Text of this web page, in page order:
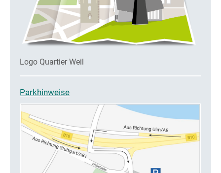
Logo Quartier Weil
Parkhinweise